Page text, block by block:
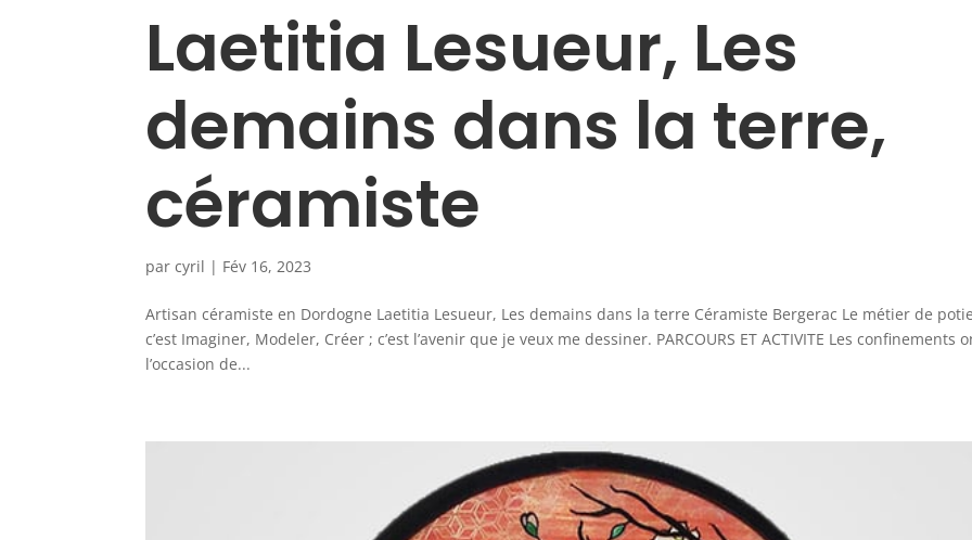
Laetitia Lesueur, Les
demains dans la terre,
céramiste
parcyril | Fév 16, 2023
Artisan céramiste en Dordogne Laetitia Lesueur, Les demains dans la terre Céramiste Bergerac Le métier de
c’est Imaginer, Modeler, Créer ; c’est l’avenir que je veux me dessiner. PARCOURS ET ACTIVITE Les confinements
l’occasion de...